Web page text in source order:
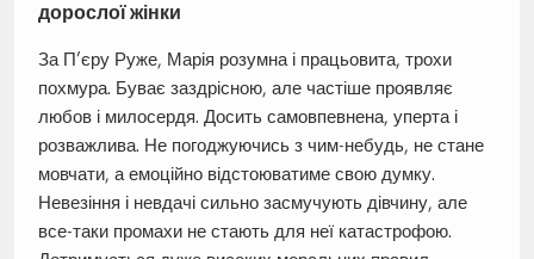
дорослої жінки
За П’єру Руже, Марія розумна і працьовита, трохи
похмура. Буває заздрісною, але частіше проявляє
любов і милосердя. Досить самовпевнена, уперта і
розважлива. Не погоджуючись з чим-небудь, не стане
мовчати, а емоційно відстоюватиме свою думку.
Невезіння і невдачі сильно засмучують дівчину, але
все-таки промахи не стають для неї катастрофою.